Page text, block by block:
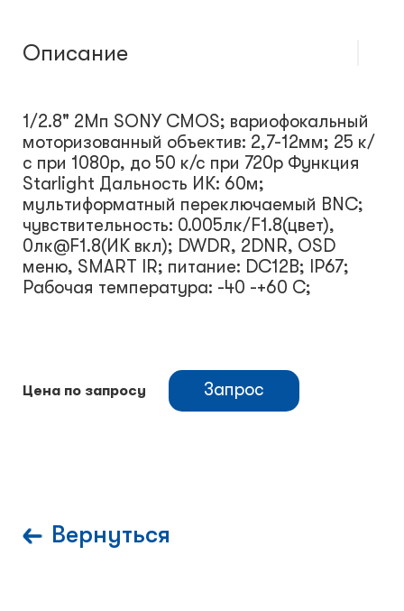
Описание
1/2.8" 2Mп SONY CMOS; вариофокальный
моторизованный объектив: 2,7-12мм; 25 к/
с при 1080p, до 50 к/с при 720p Функция
Starlight Дальность ИК: 60м;
мультиформатный переключаемый BNC;
чувствительность: 0.005лк/F1.8(цвет),
0лк@F1.8(ИК вкл); DWDR, 2DNR, OSD
меню, SMART IR; питание: DC12В; IP67;
Рабочая температура: -40 -+60 С;
Цена по запросу Запрос
Вернуться